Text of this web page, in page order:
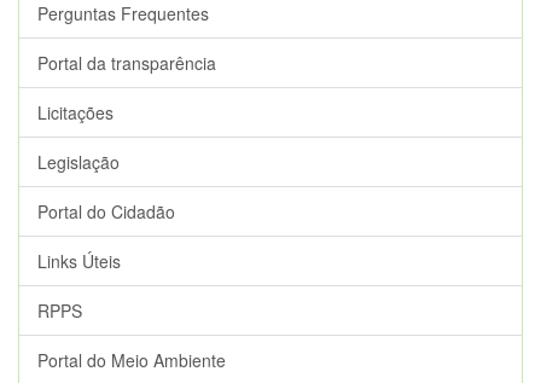
Perguntas Frequentes
Portal da transparência
Licitações
Legislação
Portal do Cidadão
Links Úteis
RPPS
Portal do Meio Ambiente